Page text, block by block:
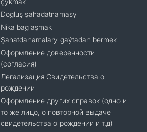
Dogluş şahadatnamasy
Nika baglaşmak
Şahatdanamalary gaýtadan bermek
Оформление доверенности
(согласия)
Легализация Свидетельства о
рождении
Оформление других справок (одно и
то же лицо, о повторной выдаче
свидетельства о рождении и т.д)